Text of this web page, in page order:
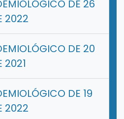
DE 26
2022
DE 20
2021
DE 19
2022